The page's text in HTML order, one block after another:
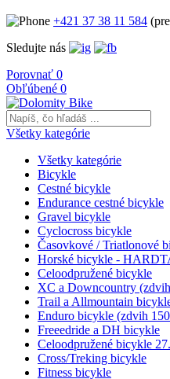
+421 37 38 11 584
Sledujte nás
Porovnať 0
Obľúbené 0
Všetky kategórie
Všetky kategórie
Bicykle
Cestné bicykle
Endurance cestné bicykle
Gravel bicykle
Cyclocross bicykle
Časovkové / Triatlonové
Horské bicykle -
Celoodpružené bicykle
XC a Downcountry
Trail a Allmountain
Enduro bicykle (zdvih
Freeedride a DH bicykle
Celoodpružené bicykle
Cross/Treking bicykle
Fitness bicykle